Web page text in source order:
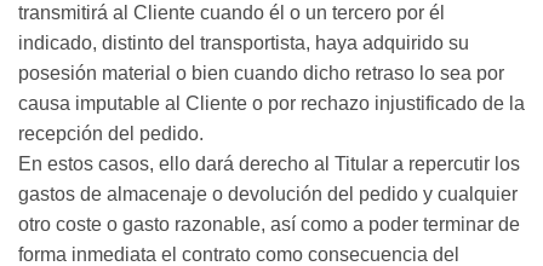
transmitirá al Cliente cuando él o un tercero por él
indicado, distinto del transportista, haya adquirido su
posesión material o bien cuando dicho retraso lo sea por
causa imputable al Cliente o por rechazo injustificado de la
recepción del pedido.
En estos casos, ello dará derecho al Titular a repercutir los
gastos de almacenaje o devolución del pedido y cualquier
otro coste o gasto razonable, así como a poder terminar de
forma inmediata el contrato como consecuencia del